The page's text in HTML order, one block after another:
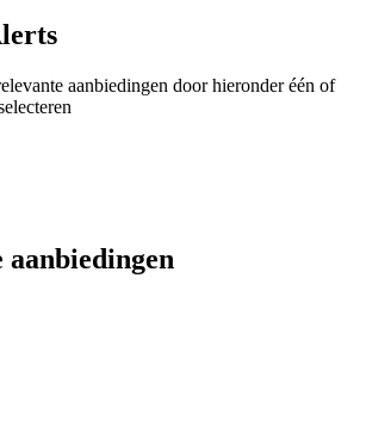
aanbiedingen door hieronder één of
aanbiedingen